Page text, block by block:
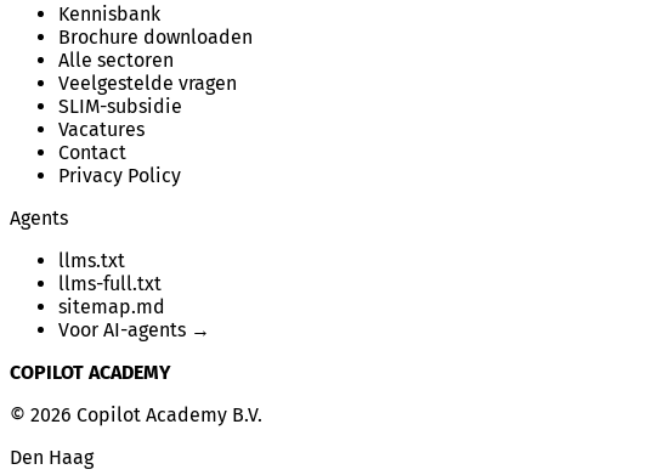
Kennisbank
Brochure downloaden
Alle sectoren
Veelgestelde vragen
SLIM-subsidie
Vacatures
Contact
Privacy Policy
Agents
llms.txt
llms-full.txt
sitemap.md
Voor AI-agents →
COPILOT ACADEMY
© 2026 Copilot Academy B.V.
Den Haag